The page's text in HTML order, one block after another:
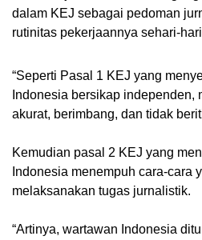
dalam KEJ sebagai pedoman
rutinitas pekerjaannya sehari-
“Seperti Pasal 1 KEJ yang
Indonesia bersikap independen,
akurat, berimbang, dan tidak
Kemudian pasal 2 KEJ yang
Indonesia menempuh cara-cara
melaksanakan tugas jurnalistik.
“Artinya, wartawan Indonesia